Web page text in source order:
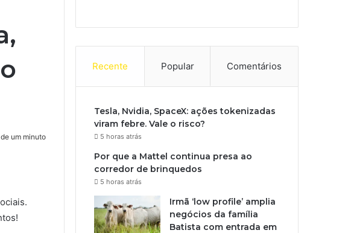
um minuto
Recente Popular Comentários
Tesla, Nvidia, SpaceX: ações tokenizadas
viram febre. Vale o risco?
5 horas atrás
Por que a Mattel continua presa ao
corredor de brinquedos
5 horas atrás
Irmã ‘low profile’ amplia
negócios da família
Batista com entrada em